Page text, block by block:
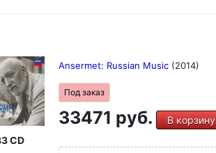
CD
Ansermet: Russian Music (2014)
Под заказ
33471 руб. В корзину